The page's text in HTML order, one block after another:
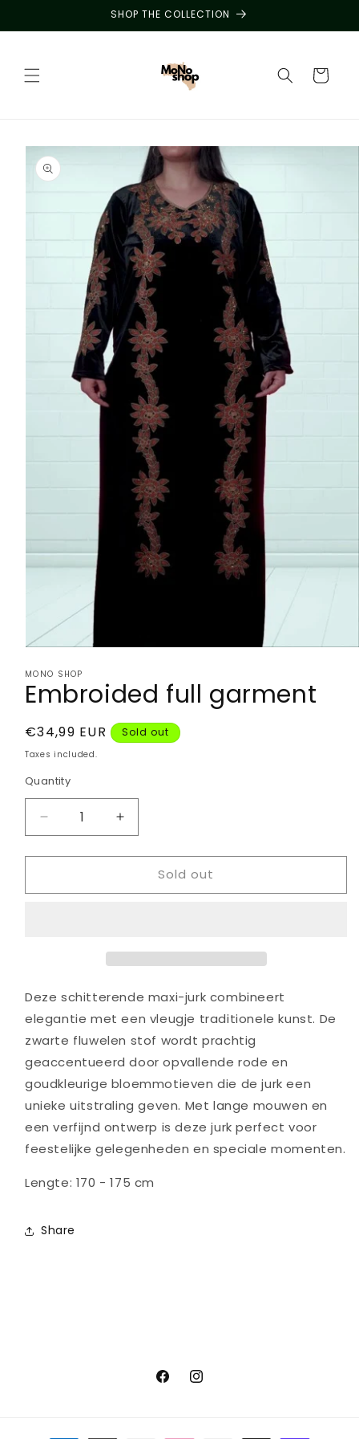
SHOP THE COLLECTION
Cart
Skip to
product
information
1
in
modal
MONO SHOP
Embroided full garment
Regular
price
€34,99 EUR Sold out
Taxes included.
Quantity
Quantity
Decrease
quantity
for
full
Increase
quantity
for
Embroided
full
Sold out
Deze schitterende maxi-jurk combineert
elegantie met een vleugje traditionele kunst. De
zwarte fluwelen stof wordt prachtig
geaccentueerd door opvallende rode en
goudkleurige bloemmotieven die de jurk een
unieke uitstraling geven. Met lange mouwen en
een verfijnd ontwerp is deze jurk perfect voor
feestelijke gelegenheden en speciale momenten.
Lengte: 170 - 175 cm
Share
FacebookInstagram